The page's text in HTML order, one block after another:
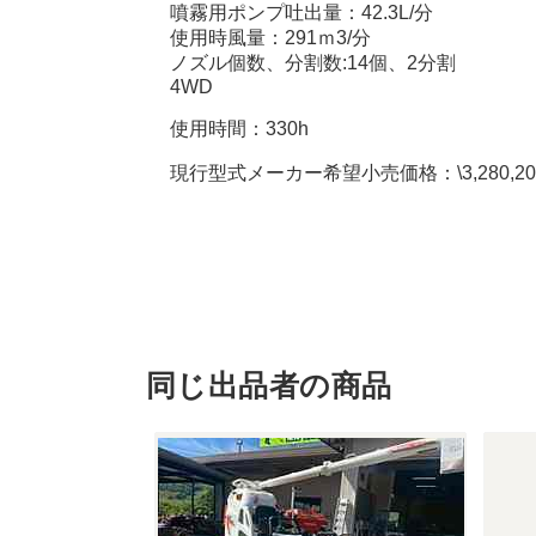
噴霧用ポンプ吐出量：42.3L/分
使用時風量：291ｍ3/分
ノズル個数、分割数:14個、2分割
4WD
使用時間：330h
現行型式メーカー希望小売価格：
同じ出品者の商品